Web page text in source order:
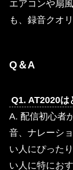
エアコンや扇
も、録音クオ
Q＆A
Q1. AT2020は
A. 配信初心者
音、ナレーシ
い人にぴった
い人に特にお